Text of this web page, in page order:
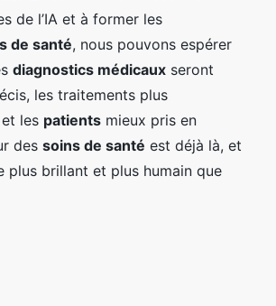
de l’IA et à former les
de santé, nous pouvons espérer
diagnostics médicaux seront
les traitements plus
les patients mieux pris en
des soins de santé est déjà là, et
plus brillant et plus humain que